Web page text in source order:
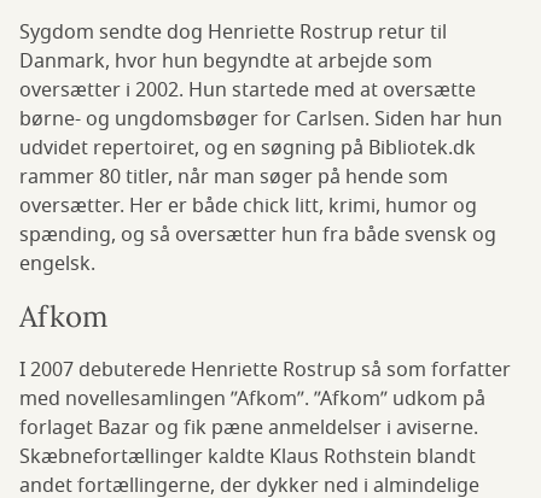
Sygdom sendte dog Henriette Rostrup retur til
Danmark, hvor hun begyndte at arbejde som
oversætter i 2002. Hun startede med at oversætte
børne- og ungdomsbøger for Carlsen. Siden har hun
udvidet repertoiret, og en søgning på Bibliotek.dk
rammer 80 titler, når man søger på hende som
oversætter. Her er både chick litt, krimi, humor og
spænding, og så oversætter hun fra både svensk og
engelsk.
Afkom
I 2007 debuterede Henriette Rostrup så som forfatter
med novellesamlingen ”Afkom”. ”Afkom” udkom på
forlaget Bazar og fik pæne anmeldelser i aviserne.
Skæbnefortællinger kaldte Klaus Rothstein blandt
andet fortællingerne, der dykker ned i almindelige